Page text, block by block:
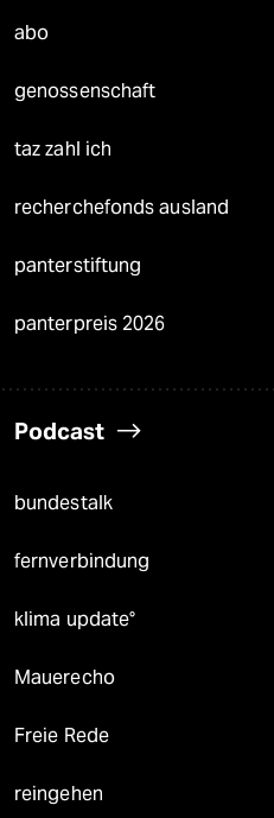
abo
genossenschaft
taz zahl ich
recherchefonds ausland
panterstiftung
panterpreis 2026
Podcast
bundestalk
fernverbindung
klima update°
Mauerecho
Freie Rede
reingehen